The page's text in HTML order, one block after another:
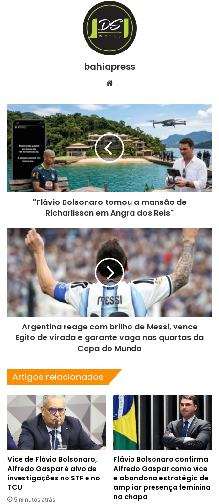
bahiapress
te
"Flávio Bolsonaro tomou a mansão de
Richarlisson em Angra dos Reis"
Argentina reage com brilho de Messi, vence
Egito de virada e garante vaga nas quartas da
Copa do Mundo
Artigos relacionados
Vice de Flávio Bolsonaro,
Alfredo Gaspar é alvo de
investigações no STF e no
TCU
5 minutos atrás
Flávio Bolsonaro confirma
Alfredo Gaspar como vice
e abandona estratégia de
ampliar presença feminina
na chapa